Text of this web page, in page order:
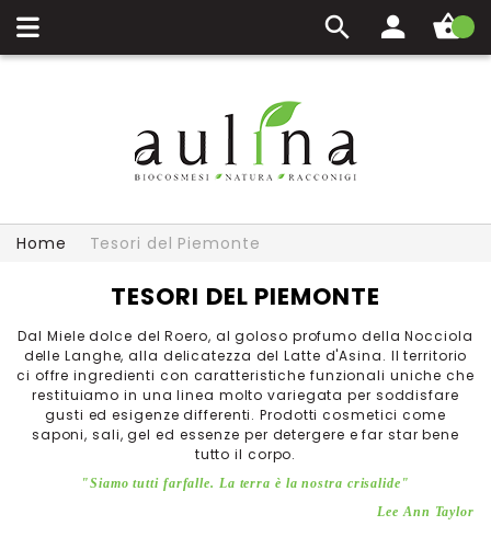
Carrello
Home Tesori del Piemonte
TESORI DEL PIEMONTE
Dal Miele dolce del Roero, al goloso profumo della Nocciola
delle Langhe, alla delicatezza del Latte d'Asina. Il territorio
ci offre ingredienti con caratteristiche funzionali uniche che
restituiamo in una linea molto variegata per soddisfare
gusti ed esigenze differenti. Prodotti cosmetici come
saponi, sali, gel ed essenze per detergere e far star bene
tutto il corpo.
"Siamo tutti farfalle. La terra è la nostra crisalide"
Lee Ann Taylor